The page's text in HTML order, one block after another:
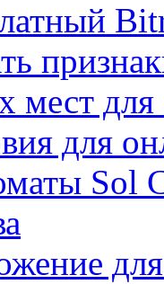
мест для
для
Sol